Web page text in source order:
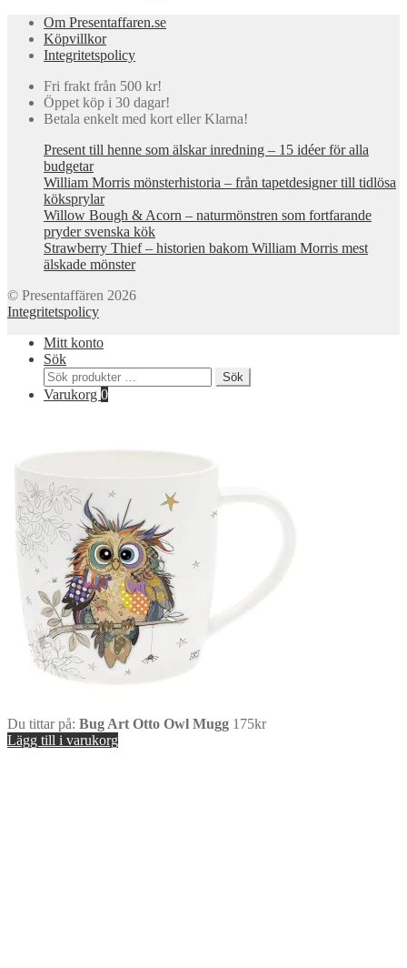
Om Presentaffaren.se
Köpvillkor
Integritetspolicy
Fri frakt från 500 kr!
Öppet köp i 30 dagar!
Betala enkelt med kort eller Klarna!
Present till henne som älskar inredning – 15 idéer för alla
budgetar
William Morris mönsterhistoria – från tapetdesigner till tidlösa
köksprylar
Willow Bough & Acorn – naturmönstren som fortfarande
pryder svenska kök
Strawberry Thief – historien bakom William Morris mest
älskade mönster
© Presentaffären 2026
Integritetspolicy
Mitt konto
Sök
Sök
efter:
Sök
Varukorg 0
Du tittar på: Bug Art Otto Owl Mugg 175kr
Lägg till i varukorg